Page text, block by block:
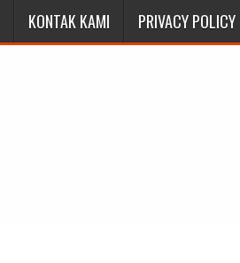
KONTAK KAMI PRIVACY POLICY